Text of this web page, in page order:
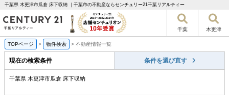
千葉県 木更津市瓜倉 床下収納 ｜千葉市の不動産ならセンチュリー21千葉リアルティー
千葉 木更津
TOPページ > 物件検索 > 不動産情報一覧
現在の検索条件 条件を選び直す
千葉県 木更津市瓜倉 床下収納